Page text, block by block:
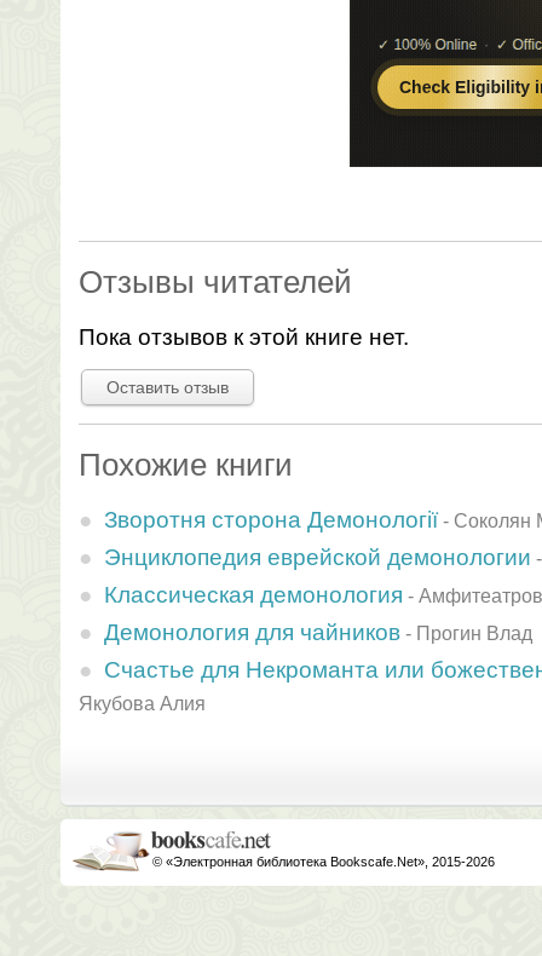
Отзывы читателей
Пока отзывов к этой книге нет.
Оставить отзыв
Похожие книги
Зворотня сторона Демонології - Соколян
Энциклопедия еврейской демонологии
Классическая демонология -
Демонология для чайников - Прогин Влад
Счастье для Некроманта или
Якубова Алия
© «Электронная библиотека Bookscafe.Net», 2015-2026